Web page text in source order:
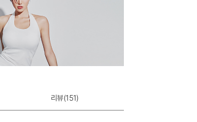
리뷰(151)